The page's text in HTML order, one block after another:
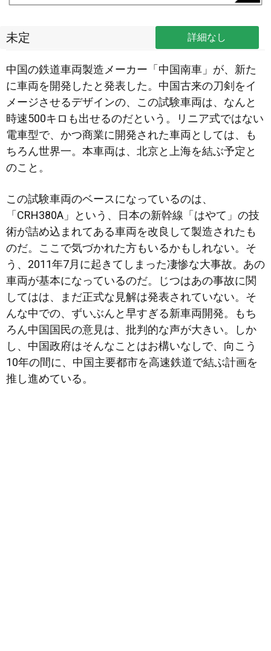
未定 詳細なし
中国の鉄道車両製造メーカー「中国南車」が、新た
に車両を開発したと発表した。中国古来の刀剣をイ
メージさせるデザインの、この試験車両は、なんと
時速500キロも出せるのだという。リニア式ではない
電車型で、かつ商業に開発された車両としては、も
ちろん世界一。本車両は、北京と上海を結ぶ予定と
のこと。
この試験車両のベースになっているのは、
「CRH380A」
という、日本の新幹線「はやて」の技
術が詰め込まれてある車両を改良して製造されたも
のだ。ここで気づかれた方もいるかもしれない。そ
う、2011年7月に起きてしまった凄惨な大事故。あの
車両が基本になっているのだ。じつはあの事故に関
してはは、まだ正式な見解は発表されていない。そ
んな中での、ずいぶんと早すぎる新車両開発。もち
ろん中国国民の意見は、批判的な声が大きい。しか
し、中国政府はそんなことはお構いなしで、向こう
10年の間に、中国主要都市を高速鉄道で結ぶ計画を
推し進めている。